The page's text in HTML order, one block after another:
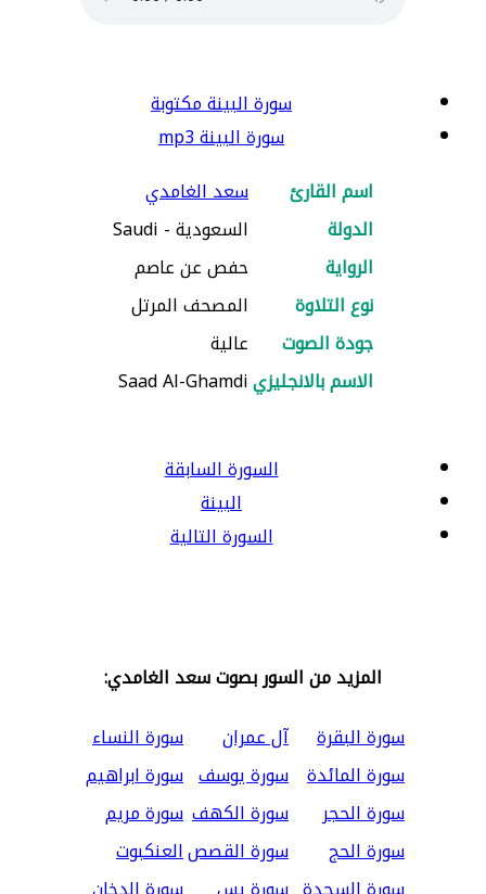
سورة البينة مكتوبة
سورة البينة mp3
اسم القارئ
سعد الغامدي
الدولة
السعودية - Saudi
الرواية
حفص عن عاصم
نوع التلاوة
المصحف المرتل
جودة الصوت
عالية
الاسم بالانجليزيSaad Al-Ghamdi
السورة السابقة
البينة
السورة التالية
المزيد من السور بصوت سعد الغامدي:
سورة البقرة
آل عمران
سورة النساء
سورة المائدة سورة يوسف سورة ابراهيم
سورة الحجر
سورة الكهف سورة مريم
سورة الحج
سورة القصصالعنكبوت